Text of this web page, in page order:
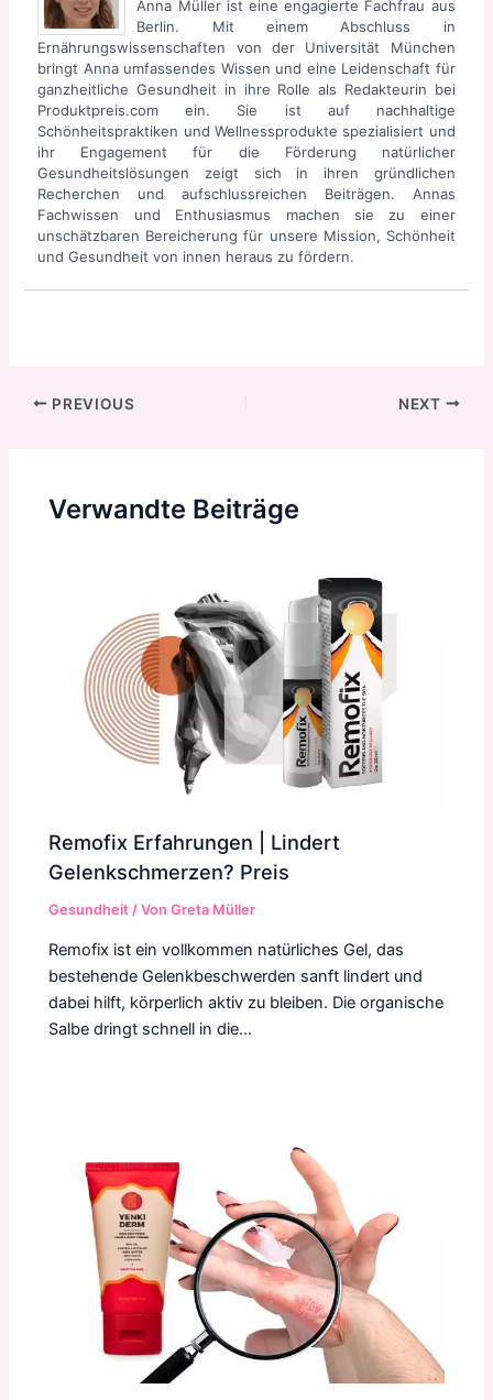
Anna Müller ist eine engagierte Fachfrau aus
Berlin. Mit einem Abschluss in
Ernährungswissenschaften von der Universität München
bringt Anna umfassendes Wissen und eine Leidenschaft für
ganzheitliche Gesundheit in ihre Rolle als Redakteurin bei
Produktpreis.com ein. Sie ist auf nachhaltige
Schönheitspraktiken und Wellnessprodukte spezialisiert und
ihr Engagement für die Förderung natürlicher
Gesundheitslösungen zeigt sich in ihren gründlichen
Recherchen und aufschlussreichen Beiträgen. Annas
Fachwissen und Enthusiasmus machen sie zu einer
unschätzbaren Bereicherung für unsere Mission, Schönheit
und Gesundheit von innen heraus zu fördern.
Post
PREVIOUS NEXT
Verwandte Beiträge
Remofix Erfahrungen | Lindert
Gelenkschmerzen? Preis
Gesundheit / VonGreta Müller
Remofix ist ein vollkommen natürliches Gel, das
bestehende Gelenkbeschwerden sanft lindert und
dabei hilft, körperlich aktiv zu bleiben. Die organische
Salbe dringt schnell in die…